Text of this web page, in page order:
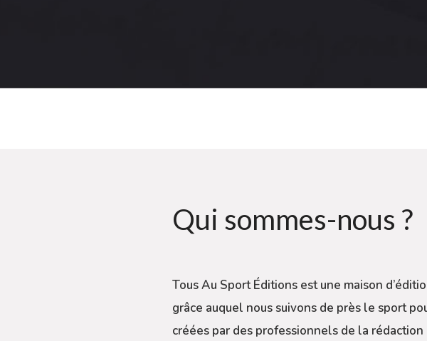
Qui sommes-nous ?
Tous Au Sport Éditions est une maison
grâce auquel nous suivons de près le sport
créées par des professionnels de la